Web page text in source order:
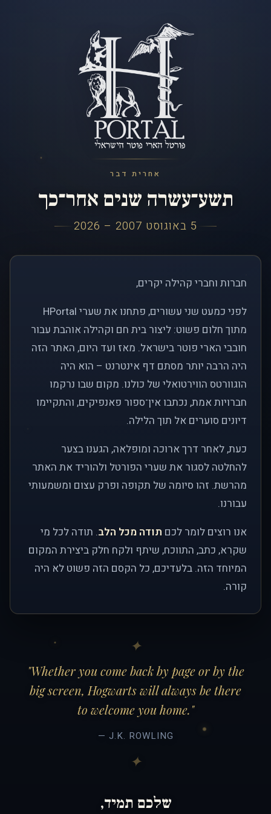
אחרית דבר
תשע־עשרה שנים אחר־כך
5 באוגוסט 2007 – 2026
חברות וחברי קהילה יקרים,
לפני כמעט שני עשורים, פתחנו את שערי HPortal
מתוך חלום פשוט: ליצור בית חם וקהילה אוהבת עבור
חובבי הארי פוטר בישראל. מאז ועד היום, האתר הזה
היה הרבה יותר מסתם דף אינטרנט – הוא היה
הוגוורטס הווירטואלי של כולנו. מקום שבו נרקמו
חברויות אמת, נכתבו אין־ספור פאנפיקים, והתקיימו
דיונים סוערים אל תוך הלילה.
כעת, לאחר דרך ארוכה ומופלאה, הגענו בצער
להחלטה לסגור את שערי הפורטל ולהוריד את האתר
מהרשת. זהו סיומה של תקופה ופרק עצום ומשמעותי
עבורנו.
אנו רוצים לומר לכם תודה מכל הלב. תודה לכל מי
שקרא, כתב, התווכח, שיתף ולקח חלק ביצירת המקום
המיוחד הזה. בלעדיכם, כל הקסם הזה פשוט לא היה
קורה.
"Whether you come back by page or by the
big screen, Hogwarts will always be there
to welcome you home."
— J.K. ROWLING
שלכם תמיד,